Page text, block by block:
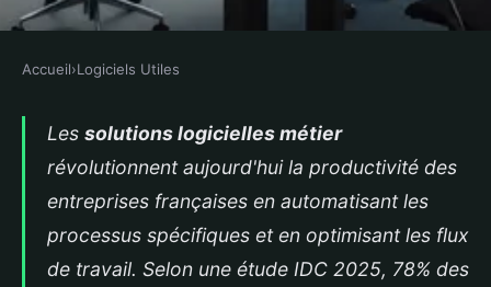
LOGICIELS UTILES
Les solutions logicielles metier
pour optimiser la performance
des entreprises
Raphael 10 mai 2026 16 min de lecture
Accueil›Logiciels Utiles
Les solutions logicielles métier
révolutionnent aujourd'hui la productivité des
entreprises françaises en automatisant les
processus spécifiques et en optimisant les flux
de travail. Selon une étude IDC 2025, 78% des